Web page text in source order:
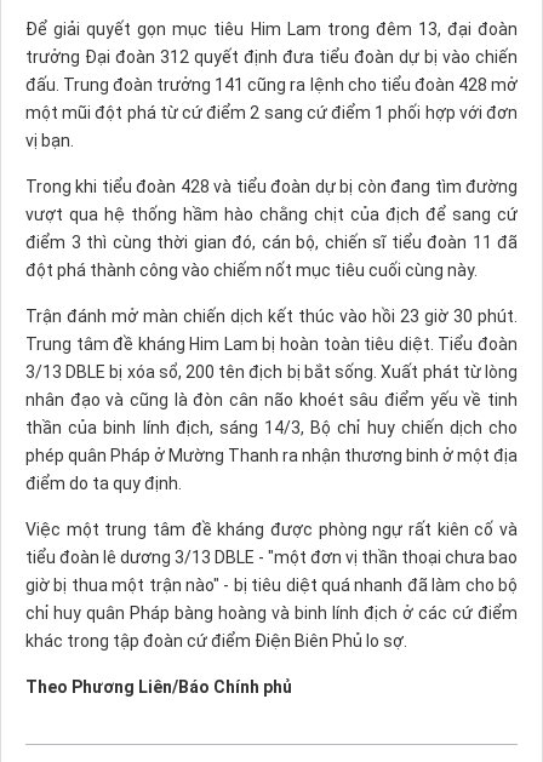
Ðể giải quyết gọn mục tiêu Him Lam trong đêm 13, đại đoàn
trưởng Ðại đoàn 312 quyết định đưa tiểu đoàn dự bị vào chiến
đấu. Trung đoàn trưởng 141 cũng ra lệnh cho tiểu đoàn 428 mở
một mũi đột phá từ cứ điểm 2 sang cứ điểm 1 phối hợp với đơn
vị bạn.
Trong khi tiểu đoàn 428 và tiểu đoàn dự bị còn đang tìm đường
vượt qua hệ thống hầm hào chằng chịt của địch để sang cứ
điểm 3 thì cùng thời gian đó, cán bộ, chiến sĩ tiểu đoàn 11 đã
đột phá thành công vào chiếm nốt mục tiêu cuối cùng này.
Trận đánh mở màn chiến dịch kết thúc vào hồi 23 giờ 30 phút.
Trung tâm đề kháng Him Lam bị hoàn toàn tiêu diệt. Tiểu đoàn
3/13 DBLE bị xóa sổ, 200 tên địch bị bắt sống. Xuất phát từ lòng
nhân đạo và cũng là đòn cân não khoét sâu điểm yếu về tinh
thần của binh lính địch, sáng 14/3, Bộ chỉ huy chiến dịch cho
phép quân Pháp ở Mường Thanh ra nhận thương binh ở một địa
điểm do ta quy định.
Việc một trung tâm đề kháng được phòng ngự rất kiên cố và
tiểu đoàn lê dương 3/13 DBLE - "một đơn vị thần thoại chưa bao
giờ bị thua một trận nào" - bị tiêu diệt quá nhanh đã làm cho bộ
chỉ huy quân Pháp bàng hoàng và binh lính địch ở các cứ điểm
khác trong tập đoàn cứ điểm Ðiện Biên Phủ lo sợ.
Theo Phương Liên/Báo Chính phủ